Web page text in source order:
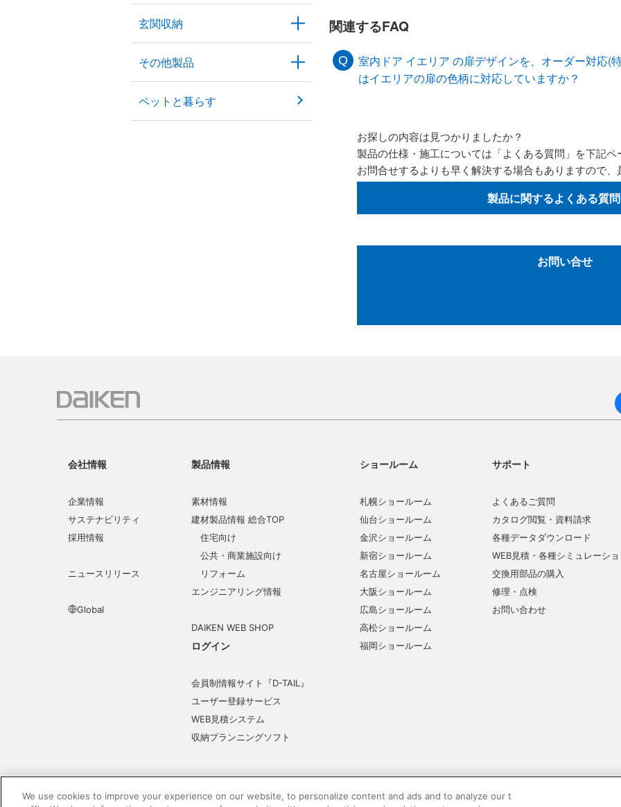
玄関収納
その他製品
ペットと暮らす
関連するFAQ
室内ドア イエリア の扉デザインを、オーダー対応(
はイエリアの扉の色柄に対応していますか？
お探しの内容は見つかりましたか？
製品の仕様・施工については「よくある質問」を下記
お問合せするよりも早く解決する場合もありますので
製品に関するよくある質
お問い合せ
会社情報
企業情報
サステナビリティ
採用情報
ニュースリリース
Global
製品情報
素材情報
建材製品情報 総合TOP
住宅向け
公共・商業施設向け
リフォーム
エンジニアリング情報
DAIKEN WEB SHOP
ログイン
会員制情報サイト『D-TAIL』
ユーザー登録サービス
WEB見積システム
収納プランニングソフト
ショールーム
札幌ショールーム
仙台ショールーム
金沢ショールーム
新宿ショールーム
名古屋ショールーム
大阪ショールーム
広島ショールーム
高松ショールーム
福岡ショールーム
サポート
よくあるご質問
カタログ閲覧・資料請求
各種データダウンロード
WEB見積・各種シミュレーシ
交換用部品の購入
修理・点検
お問い合わせ
We use cookies to improve your experience on our website, to personalize content and ads and to analyze our t